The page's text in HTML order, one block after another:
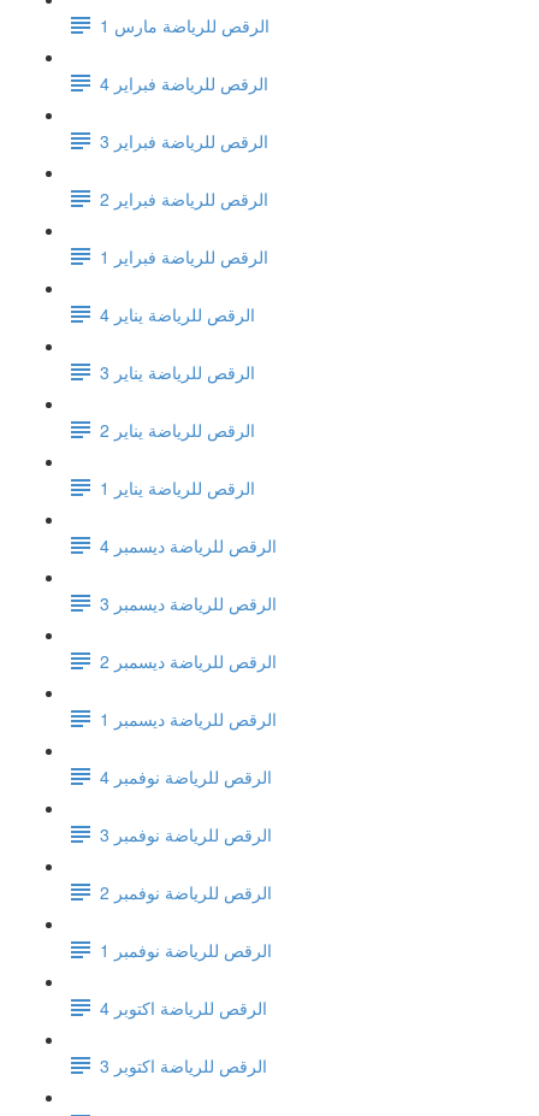
الرقص للرياضة مارس 1
الرقص للرياضة فبراير 4
الرقص للرياضة فبراير 3
الرقص للرياضة فبراير 2
الرقص للرياضة فبراير 1
الرقص للرياضة يناير 4
الرقص للرياضة يناير 3
الرقص للرياضة يناير 2
الرقص للرياضة يناير 1
الرقص للرياضة ديسمبر 4
الرقص للرياضة ديسمبر 3
الرقص للرياضة ديسمبر 2
الرقص للرياضة ديسمبر 1
الرقص للرياضة نوفمبر 4
الرقص للرياضة نوفمبر 3
الرقص للرياضة نوفمبر 2
الرقص للرياضة نوفمبر 1
الرقص للرياضة اكتوبر 4
الرقص للرياضة اكتوبر 3